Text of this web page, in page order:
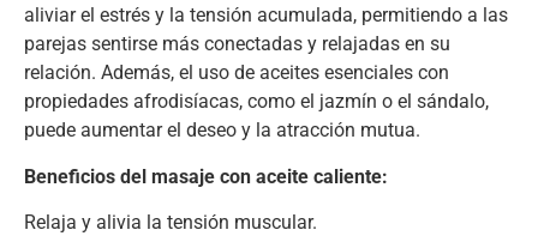
aliviar el estrés y la tensión acumulada, permitiendo a las
parejas sentirse más conectadas y relajadas en su
relación. Además, el uso de aceites esenciales con
propiedades afrodisíacas, como el jazmín o el sándalo,
puede aumentar el deseo y la atracción mutua.
Beneficios del masaje con aceite caliente:
Relaja y alivia la tensión muscular.